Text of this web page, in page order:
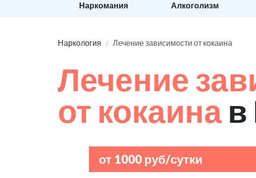
Наркомания Алкоголизм
Наркология Лечение зависимости от кокаина
Лечение
от кокаина в
от 1000 руб/сутки